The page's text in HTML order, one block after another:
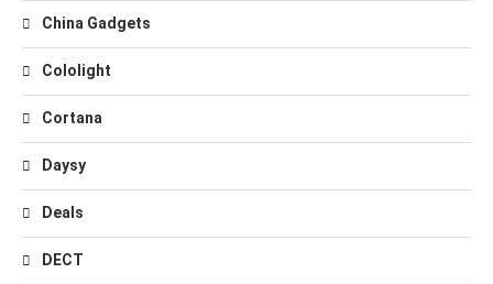
China Gadgets
Cololight
Cortana
Daysy
Deals
DECT